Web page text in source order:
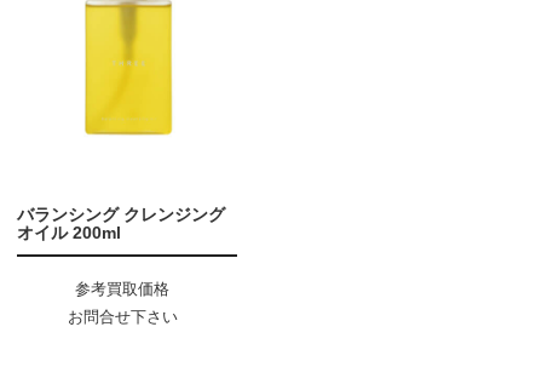
バランシング クレンジング
オイル 200ml
参考買取価格
お問合せ下さい